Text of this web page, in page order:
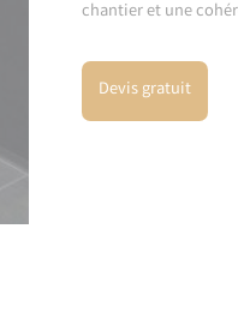
chantier et une
Devis gratuit